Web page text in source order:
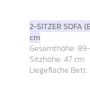
2-SITZER SOFA
cm
Gesamthöhe:
Sitzhöhe: 47 cm
Liegefläche Bett: